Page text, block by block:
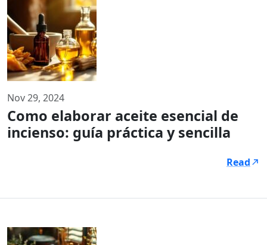
Nov 29, 2024
Como elaborar aceite esencial de
incienso: guía práctica y sencilla
Read